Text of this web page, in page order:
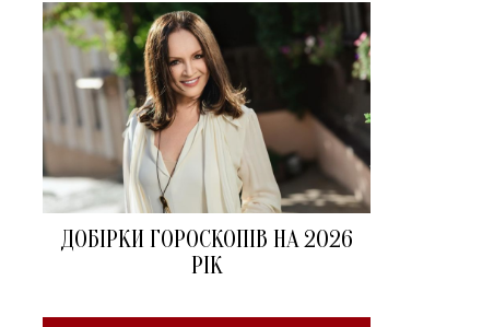
ДОБІРКИ ГОРОСКОПІВ НА 2026
РІК